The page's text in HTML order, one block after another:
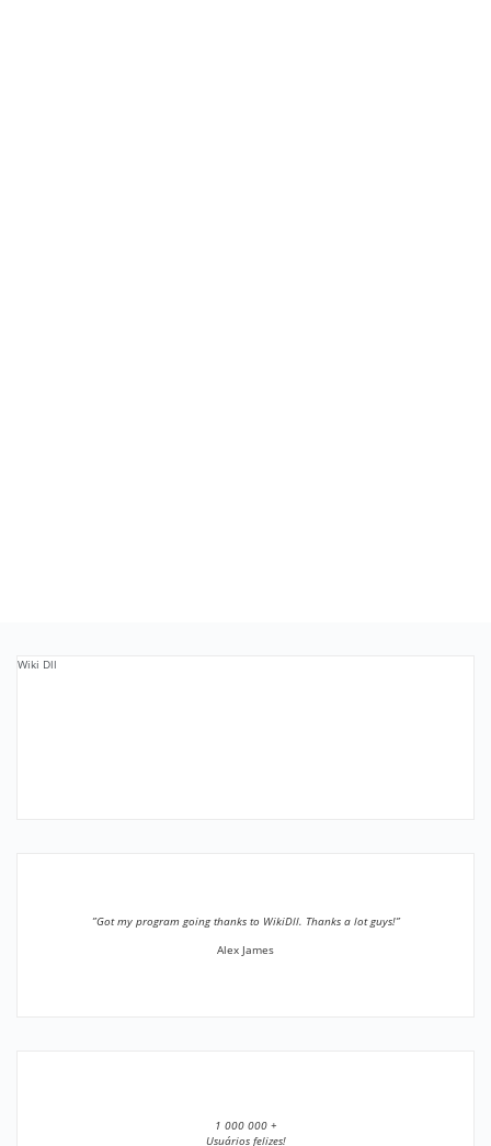
Wiki Dll
”Got my program going thanks to WikiDll. Thanks a lot guys!”
Alex James
1 000 000 +
Usuários felizes!